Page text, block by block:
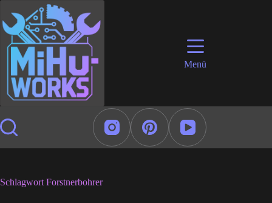
Inhalt
springen
Menü
Schlagwort Forstnerbohrer